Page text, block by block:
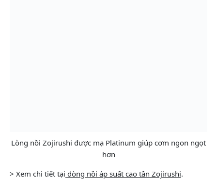
Lòng nồi Zojirushi được mạ Platinum giúp cơm ngon ngọt
hơn
> Xem chi tiết tại dòng nồi áp suất cao tần Zojirushi.